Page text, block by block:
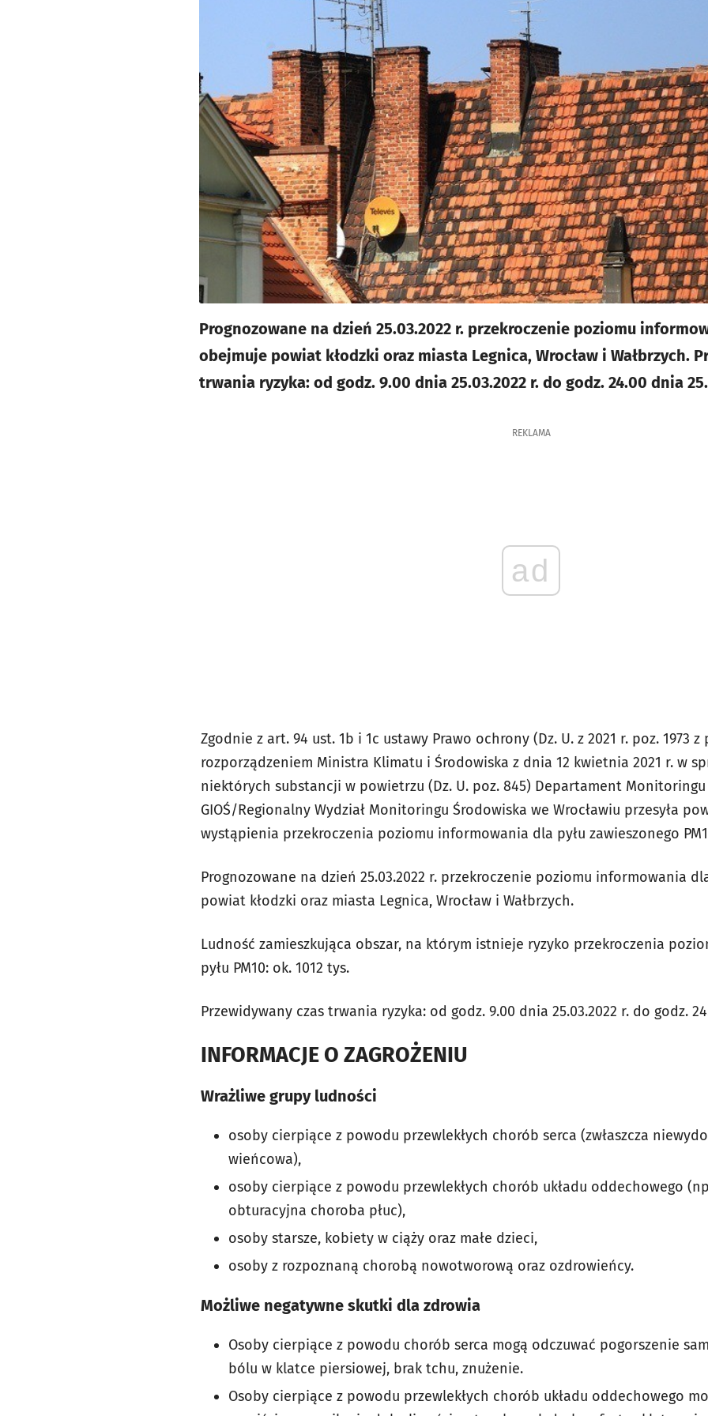
Prognozowane na dzień 25.03.2022 r. przekroczenie poziomu
obejmuje powiat kłodzki oraz miasta Legnica, Wrocław i Wałbrzych.
trwania ryzyka: od godz. 9.00 dnia 25.03.2022 r. do godz. 24.00 dnia
REKLAMA
ad
Zgodnie z art. 94 ust. 1b i 1c ustawy Prawo ochrony (Dz. U. z 2021 r. poz. 1973 z
rozporządzeniem Ministra Klimatu i Środowiska z dnia 12 kwietnia 2021 r. w
niektórych substancji w powietrzu (Dz. U. poz. 845) Departament
GIOŚ/Regionalny Wydział Monitoringu Środowiska we Wrocławiu przesyła
wystąpienia przekroczenia poziomu informowania dla pyłu zawieszonego
Prognozowane na dzień 25.03.2022 r. przekroczenie poziomu informowania
powiat kłodzki oraz miasta Legnica, Wrocław i Wałbrzych.
Ludność zamieszkująca obszar, na którym istnieje ryzyko przekroczenia
pyłu PM10: ok. 1012 tys.
Przewidywany czas trwania ryzyka: od godz. 9.00 dnia 25.03.2022 r. do godz.
INFORMACJE O ZAGROŻENIU
Wrażliwe grupy ludności
osoby cierpiące z powodu przewlekłych chorób serca (zwłaszcza
wieńcowa),
osoby cierpiące z powodu przewlekłych chorób układu oddechowego
obturacyjna choroba płuc),
osoby starsze, kobiety w ciąży oraz małe dzieci,
osoby z rozpoznaną chorobą nowotworową oraz ozdrowieńcy.
Możliwe negatywne skutki dla zdrowia
Osoby cierpiące z powodu chorób serca mogą odczuwać pogorszenie
bólu w klatce piersiowej, brak tchu, znużenie.
Osoby cierpiące z powodu przewlekłych chorób układu oddechowego